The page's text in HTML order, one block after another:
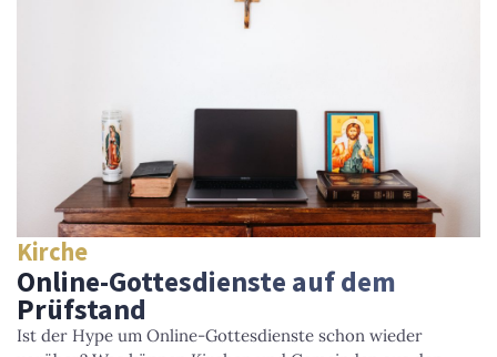
Kirche
Online-Gottesdienste auf dem
Prüfstand
Ist der Hype um Online-Gottesdienste schon wieder